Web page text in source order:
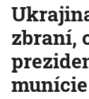
zbraní,